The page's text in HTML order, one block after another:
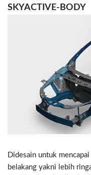
SKYACTIVE-BODY
Didesain untuk
belakang yakni lebih